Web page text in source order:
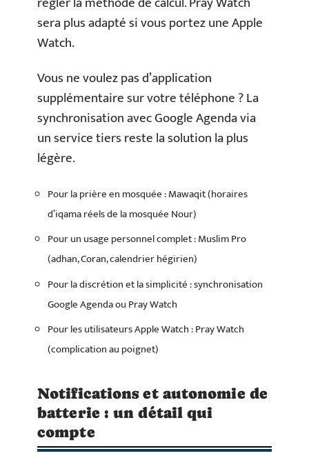
sera plus adapté si vous portez une Apple
Watch.
Vous ne voulez pas d’application
supplémentaire sur votre téléphone ? La
synchronisation avec Google Agenda via
un service tiers reste la solution la plus
légère.
Pour la prière en mosquée : Mawaqit (horaires
d’iqama réels de la mosquée Nour)
Pour un usage personnel complet : Muslim Pro
(adhan, Coran, calendrier hégirien)
Pour la discrétion et la simplicité : synchronisation
Google Agenda ou Pray Watch
Pour les utilisateurs Apple Watch : Pray Watch
(complication au poignet)
Notifications et autonomie de
batterie : un détail qui
compte